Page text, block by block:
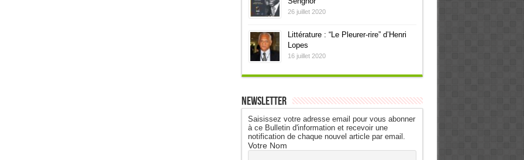
26 juillet 2020
Littérature : “Le Pleurer-rire” d’Henri
Lopes
16 juillet 2020
Newsletter
Saisissez votre adresse email pour vous abonner
à ce Bulletin d'information et recevoir une
notification de chaque nouvel article par email.
Votre Nom